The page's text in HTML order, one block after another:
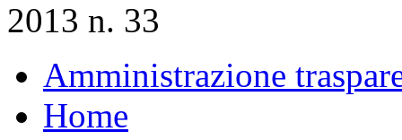
2013 n. 33
Amministrazione
Home